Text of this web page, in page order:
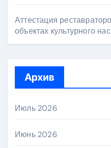
Аттестация
объектах культурного
Архив
Июль 2026
Июнь 2026